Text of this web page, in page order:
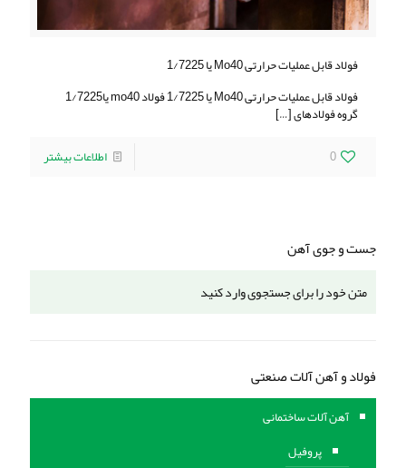
فولاد قابل عملیات حرارتی Mo40 یا 1/7225
فولاد قابل عملیات حرارتی Mo40 یا 1/7225 فولاد mo40 یا1/7225
گروه فولادهای[…]
0
اطلاعات بیشتر
جست و جوی آهن
فولاد و آهن آلات صنعتی
آهن آلات ساختمانی
پروفیل